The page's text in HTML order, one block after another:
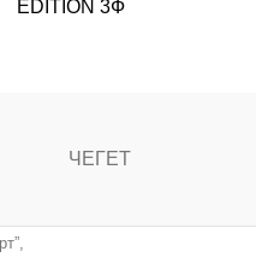
EDITION 3Ф
ЧЕГЕТ